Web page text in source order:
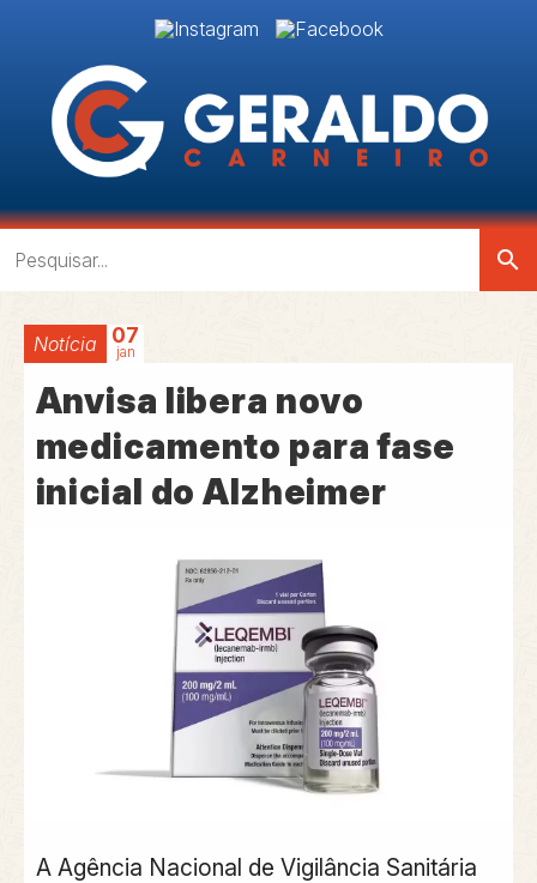
search
Notícia 07
jan
Anvisa libera novo
medicamento para fase
inicial do Alzheimer
A Agência Nacional de Vigilância Sanitária